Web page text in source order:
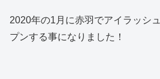
2020年の1月に赤羽でアイラッシ
プンする事になりました！